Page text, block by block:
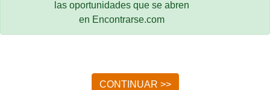
las oportunidades que se abren
en Encontrarse.com
CONTINUAR >>